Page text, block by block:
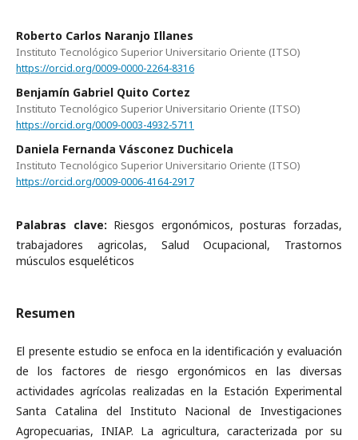
Roberto Carlos Naranjo Illanes
Instituto Tecnológico Superior Universitario Oriente (ITSO)
https://orcid.org/0009-0000-2264-8316
Benjamín Gabriel Quito Cortez
Instituto Tecnológico Superior Universitario Oriente (ITSO)
https://orcid.org/0009-0003-4932-5711
Daniela Fernanda Vásconez Duchicela
Instituto Tecnológico Superior Universitario Oriente (ITSO)
https://orcid.org/0009-0006-4164-2917
Palabras clave: Riesgos ergonómicos, posturas forzadas,
trabajadores agricolas, Salud Ocupacional, Trastornos
músculos esqueléticos
Resumen
El presente estudio se enfoca en la identificación y evaluación
de los factores de riesgo ergonómicos en las diversas
actividades agrícolas realizadas en la Estación Experimental
Santa Catalina del Instituto Nacional de Investigaciones
Agropecuarias, INIAP. La agricultura, caracterizada por su